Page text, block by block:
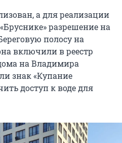
а для реализации
разрешение на
полосу на
включили в реестр
на Владимира
знак «Купание
доступ к воде для